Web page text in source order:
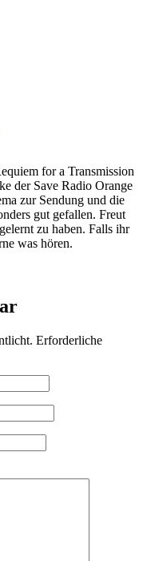
for a Transmission
der Save Radio Orange
zur Sendung und die
gut gefallen. Freut
zu haben. Falls ihr
was hören.
Erforderliche